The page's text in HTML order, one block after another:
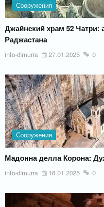
Сооружения
Джайнский храм 52 Чатри:
Раджастана
info-dimurra 27.01.2025 0
Сооружения
Мадонна делла Корона:
info-dimurra 16.01.2025 0